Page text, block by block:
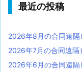
最近の投稿
2026年8月の合同遠隔
2026年7月の合同遠隔
2026年6月の合同遠隔